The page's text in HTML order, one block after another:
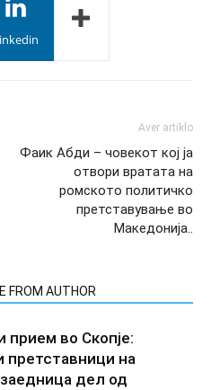
Aver artiklo
Фаик Абди – човекот кој ја
отвори вратата на
ромското политичко
претставување во
Македонија..
FROM AUTHOR
прием во Скопје:
претставници на
дел од